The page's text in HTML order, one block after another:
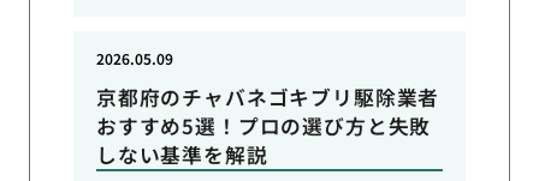
京都府のチャバネゴキブリ駆除業者
おすすめ5選！プロの選び方と失敗
しない基準を解説
2026.05.09